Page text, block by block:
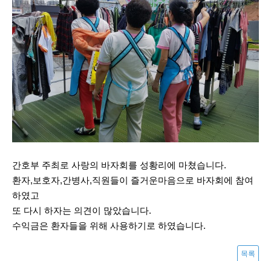
간호부 주최로 사랑의 바자회를 성황리에 마쳤습니다.
환자,보호자,간병사,직원들이 즐거운마음으로 바자회에 참여
하였고
또 다시 하자는 의견이 많았습니다.
수익금은 환자들을 위해 사용하기로 하였습니다.
목록